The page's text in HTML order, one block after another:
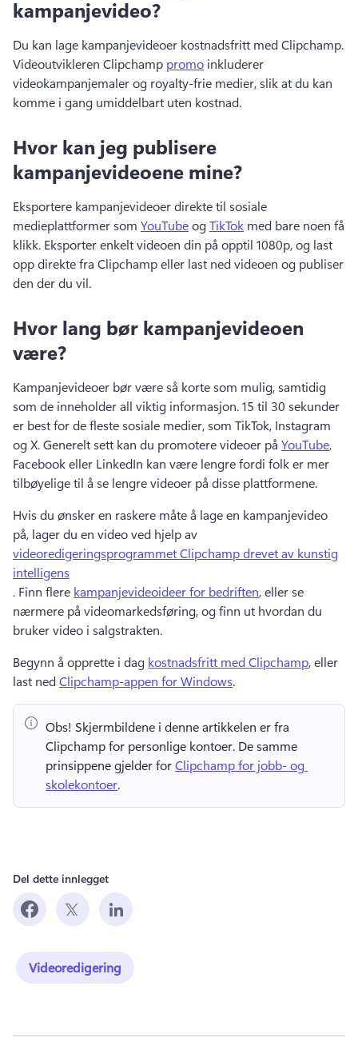
kampanjevideo?
Videoutvikleren Clipchamp promo inkluderer
videokampanjemaler og royalty-frie medier, slik at du kan
komme i gang umiddelbart uten kostnad.
Hvor kan jeg publisere
kampanjevideoene mine?
Eksportere kampanjevideoer direkte til sosiale
medieplattformer som YouTube og TikTok med bare noen få
klikk. Eksporter enkelt videoen din på opptil 1080p, og last
opp direkte fra Clipchamp eller last ned videoen og publiser
den der du vil.
Hvor lang bør kampanjevideoen
være?
Kampanjevideoer bør være så korte som mulig, samtidig
som de inneholder all viktig informasjon. 15 til 30 sekunder
er best for de fleste sosiale medier, som TikTok, Instagram
og X. Generelt sett kan du promotere videoer på YouTube,
Facebook eller LinkedIn kan være lengre fordi folk er mer
tilbøyelige til å se lengre videoer på disse plattformene.
Hvis du ønsker en raskere måte å lage en kampanjevideo
på, lager du en video ved hjelp av
videoredigeringsprogrammet Clipchamp drevet av kunstig
intelligens
. Finn flere kampanjevideoideer for bedriften, eller se
nærmere på videomarkedsføring, og finn ut hvordan du
bruker video i salgstrakten.
Begynn å opprette i dag kostnadsfritt med Clipchamp, eller
last ned Clipchamp-appen for Windows.
Obs! Skjermbildene i denne artikkelen er fra
Clipchamp for personlige kontoer. De samme
prinsippene gjelder for Clipchamp for jobb- og
skolekontoer.
Del dette innlegget
Videoredigering